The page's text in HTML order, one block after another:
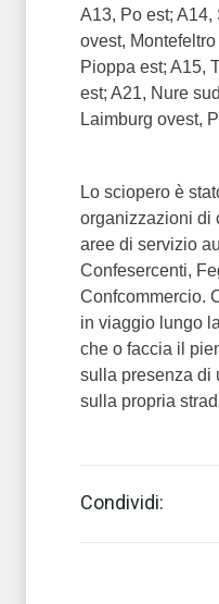
A13, Po est;
ovest,
Pioppa est; A15,
est; A21, Nure
Laimburg ovest,
Lo sciopero è
organizzazioni di
aree di servizio
Confesercenti,
Confcommercio.
in viaggio lungo
che o faccia il
sulla presenza di
sulla propria
Condividi: